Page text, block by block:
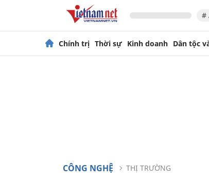
#
Chính trị Thời sự Kinh doanh Dân tộc
CÔNG NGHỆ THỊ TRƯỜNG